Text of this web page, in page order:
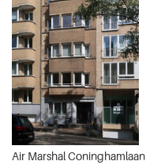
Air Marshal Coninghamlaan